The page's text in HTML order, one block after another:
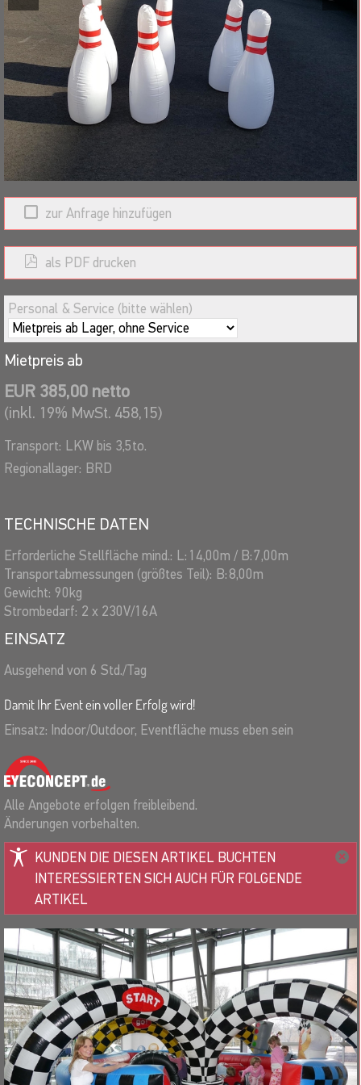
Wahlweise dazu: Fussball Billard XXL Set
Die Spieler bzw. Teamspieler bewegen sich abwechselnd in
einem überdimensionalen Billardfeld. Der Fuß des Spielers dient
dabei als "menschliches Queue".Es wird nach Billardregeln mit
Fussball-Billardkugeln gespielt. Incl. bedruckte Fußbälle der
Größe 5 als überdimensionale Billardkugeln.
zur Anfrage hinzufügen
als PDF drucken
Personal & Service (bitte wählen)
Mietpreis ab
EUR 385,00 netto
(inkl. 19% MwSt. 458,15)
Transport: LKW bis 3,5to.
Regionallager: BRD
TECHNISCHE DATEN
Erforderliche Stellfläche mind.: L: 14,00m / B:7,00m
Transportabmessungen (größtes Teil): B:8,00m
Gewicht: 90kg
Strombedarf: 2 x 230V/16A
EINSATZ
Ausgehend von 6 Std./Tag
Damit Ihr Event ein voller Erfolg wird!
Einsatz: Indoor/Outdoor, Eventfläche muss eben sein
Alle Angebote erfolgen freibleibend.
Änderungen vorbehalten.
KUNDEN DIE DIESEN ARTIKEL BUCHTEN
INTERESSIERTEN SICH AUCH FÜR FOLGENDE
ARTIKEL